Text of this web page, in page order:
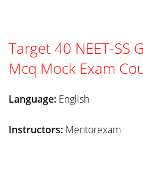
Target 40 NEET-SS
Mcq Mock Exam
Language: English
Instructors: Mentorexam